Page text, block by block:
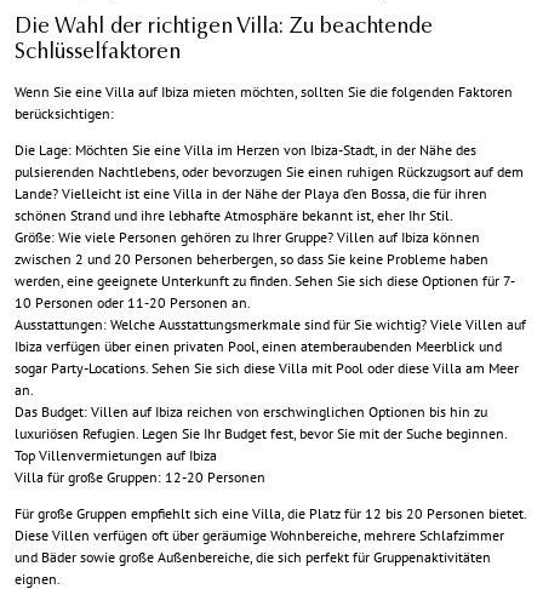
Die Wahl der richtigen Villa: Zu beachtende
Schlüsselfaktoren
Wenn Sie eine Villa auf Ibiza mieten möchten, sollten Sie die folgenden Faktoren
berücksichtigen:
Die Lage: Möchten Sie eine Villa im Herzen von Ibiza-Stadt, in der Nähe des
pulsierenden Nachtlebens, oder bevorzugen Sie einen ruhigen Rückzugsort auf dem
Lande? Vielleicht ist eine Villa in der Nähe der Playa d’en Bossa, die für ihren
schönen Strand und ihre lebhafte Atmosphäre bekannt ist, eher Ihr Stil.
Größe: Wie viele Personen gehören zu Ihrer Gruppe? Villen auf Ibiza können
zwischen 2 und 20 Personen beherbergen, so dass Sie keine Probleme haben
werden, eine geeignete Unterkunft zu finden. Sehen Sie sich diese Optionen für 7-
10 Personen oder 11-20 Personen an.
Ausstattungen: Welche Ausstattungsmerkmale sind für Sie wichtig? Viele Villen auf
Ibiza verfügen über einen privaten Pool, einen atemberaubenden Meerblick und
sogar Party-Locations. Sehen Sie sich diese Villa mit Pool oder diese Villa am Meer
an.
Das Budget: Villen auf Ibiza reichen von erschwinglichen Optionen bis hin zu
luxuriösen Refugien. Legen Sie Ihr Budget fest, bevor Sie mit der Suche beginnen.
Top Villenvermietungen auf Ibiza
Villa für große Gruppen: 12-20 Personen
Für große Gruppen empfiehlt sich eine Villa, die Platz für 12 bis 20 Personen bietet.
Diese Villen verfügen oft über geräumige Wohnbereiche, mehrere Schlafzimmer
und Bäder sowie große Außenbereiche, die sich perfekt für Gruppenaktivitäten
eignen.